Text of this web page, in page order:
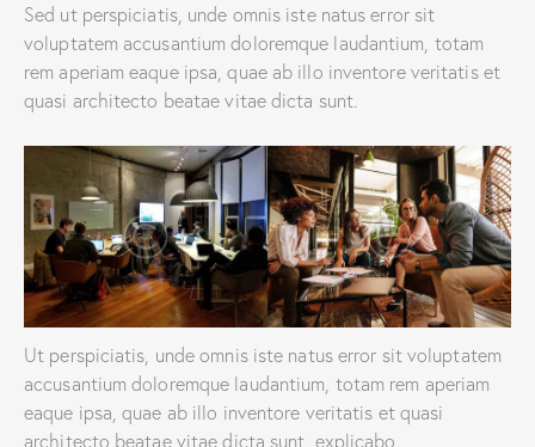
Sed ut perspiciatis, unde omnis iste natus error sit
voluptatem accusantium doloremque laudantium, totam
rem aperiam eaque ipsa, quae ab illo inventore veritatis et
quasi architecto beatae vitae dicta sunt.
Ut perspiciatis, unde omnis iste natus error sit voluptatem
accusantium doloremque laudantium, totam rem aperiam
eaque ipsa, quae ab illo inventore veritatis et quasi
architecto beatae vitae dicta sunt, explicabo.